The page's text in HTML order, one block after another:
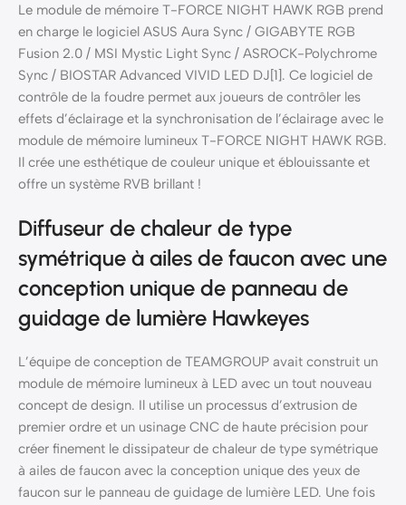
Le module de mémoire T-FORCE NIGHT HAWK RGB prend
en charge le logiciel ASUS Aura Sync / GIGABYTE RGB
Fusion 2.0 / MSI Mystic Light Sync / ASROCK-Polychrome
Sync / BIOSTAR Advanced VIVID LED DJ[1]. Ce logiciel de
contrôle de la foudre permet aux joueurs de contrôler les
effets d’éclairage et la synchronisation de l’éclairage avec le
module de mémoire lumineux T-FORCE NIGHT HAWK RGB.
Il crée une esthétique de couleur unique et éblouissante et
offre un système RVB brillant !
Diffuseur de chaleur de type
symétrique à ailes de faucon avec une
conception unique de panneau de
guidage de lumière Hawkeyes
L’équipe de conception de TEAMGROUP avait construit un
module de mémoire lumineux à LED avec un tout nouveau
concept de design. Il utilise un processus d’extrusion de
premier ordre et un usinage CNC de haute précision pour
créer finement le dissipateur de chaleur de type symétrique
à ailes de faucon avec la conception unique des yeux de
faucon sur le panneau de guidage de lumière LED. Une fois